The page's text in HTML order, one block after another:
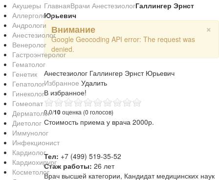
ГлавнаяВрачи АнестезиологГаллингер Эрнст
Юрьевич
×
Внимание
Google Geocoding API error: The request was
denied.
Анестезиолог Галлингер Эрнст Юрьевич
Избранное Удалить
В избранное!
0.0/10оценка (0 голосов)
Стоимость приема у врача 2000р.
Тел: +7 (499) 519-35-52
Стаж работы: 26 лет
Врач высшей категории, Кандидат медицинских наук
Акушеры
Аллергологи
Андрологи
Анестезиолог
Венеролог
Гастроэнтеролог
Гематолог
Генетик
Гепатолог
Гинеколог
Гомеопат
Дерматолог
Диетолог
Иммунолог
Инфекционист
Кардиолог
Кардиохирург
Косметолог